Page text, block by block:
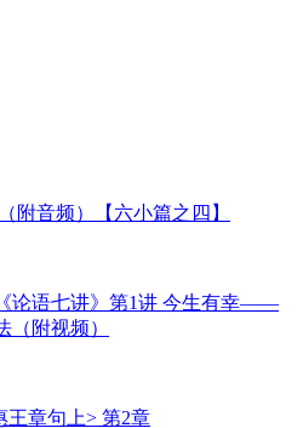
附音频）【六小篇之四】
论语七讲》第1讲 今生有幸——
（附视频）
王章句上> 第2章